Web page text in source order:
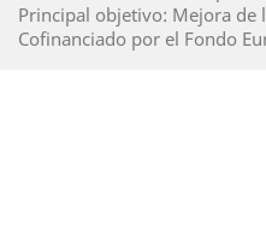
Principal objetivo: Mejora de
Cofinanciado por el Fondo